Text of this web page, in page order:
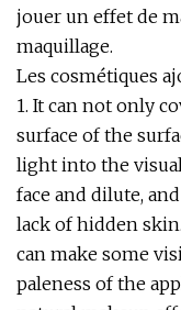
jouer un effet de
maquillage.
Les cosmétiques
1. It can not only
surface of the
light into the
face and dilute,
lack of hidden
can make some
paleness of the